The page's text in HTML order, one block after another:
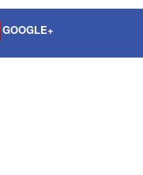
GOOGLE+